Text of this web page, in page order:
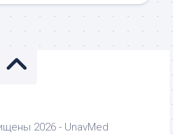
2026 - UnavMed